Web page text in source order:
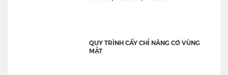
QUY TRÌNH CẤY CHỈ NÂNG CƠ VÙNG
MẶT